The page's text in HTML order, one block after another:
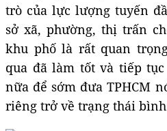
trò của lực lượng tuyến
sở xã, phường, thị trấn
khu phố là rất quan
qua đã làm tốt và tiếp
nữa để sớm đưa TPHCM
riêng trở về trạng thái